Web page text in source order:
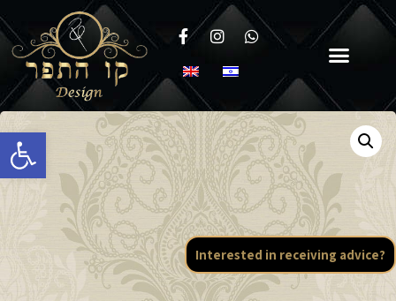
Open toolbar
Interested in receiving advice?